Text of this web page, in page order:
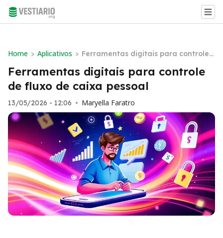
Home > Aplicativos > Ferramentas digitais para controle
de fluxo de caixa pessoal
Ferramentas digitais para controle
de fluxo de caixa pessoal
13/05/2026 - 12:06 • Maryella Faratro